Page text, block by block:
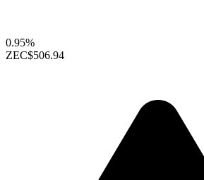
0.95%
ZEC$506.94